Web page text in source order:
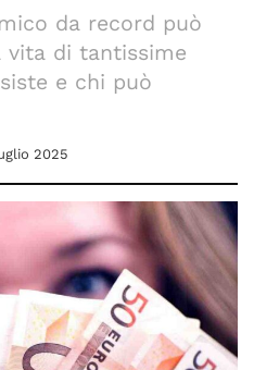
da record può
vita di tantissime
e chi può
2025